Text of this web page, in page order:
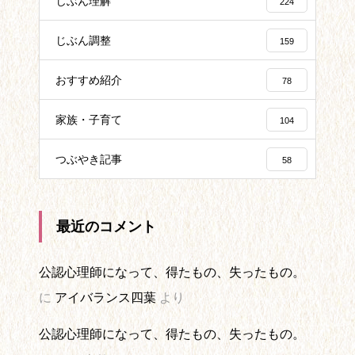
じぶん調整 159
おすすめ紹介 78
家族・子育て 104
つぶやき記事 58
最近のコメント
公認心理師になって、得たもの、失ったもの。
に アイバランス四葉 より
公認心理師になって、得たもの、失ったもの。